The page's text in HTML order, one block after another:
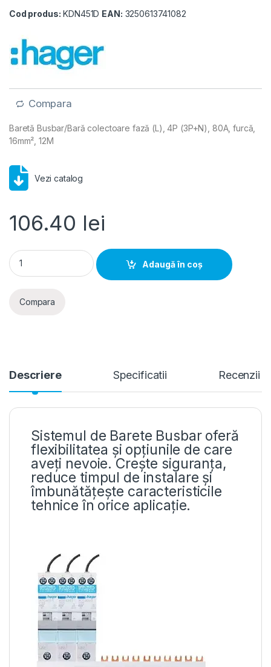
Cod produs: KDN451D EAN: 3250613741082
Compara
Baretă Busbar/Bară colectoare fază (L), 4P (3P+N), 80A, furcă,
16mm², 12M
Vezi catalog
106.40 lei
Hager- Bareta Busbar faza (L), 4P (3P+N), 80A, furca,
Adaugă în coș
Compara
Descriere Specificatii Recenzii
Sistemul de Barete Busbar oferă
flexibilitatea și opțiunile de care
aveți nevoie. Crește siguranța,
reduce timpul de instalare și
îmbunătățește caracteristicile
tehnice în orice aplicație.